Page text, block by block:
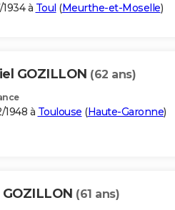
à Toul (Meurthe-et-Moselle)
GOZILLON (62 ans)
à Toulouse (Haute-Garonne)
(61 ans)